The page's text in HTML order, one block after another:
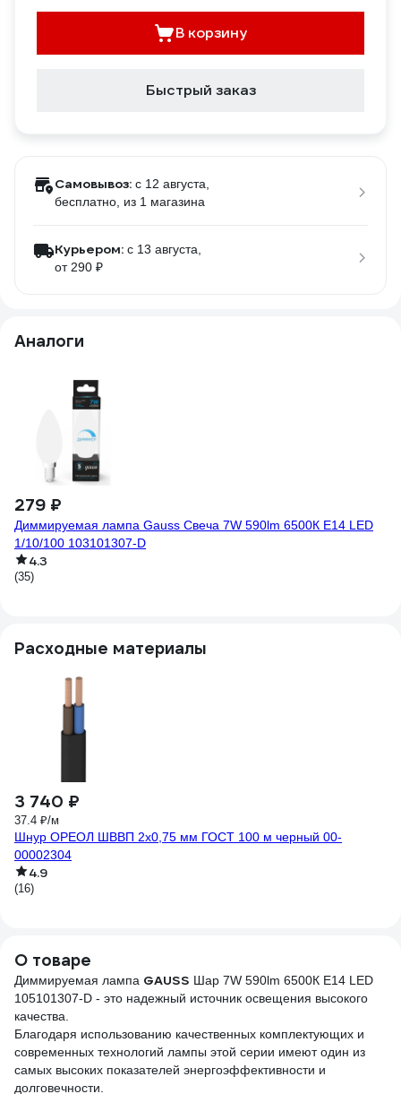
В корзину
Быстрый заказ
Самовывоз: c 12 августа,
бесплатно , из 1 магазина
Курьером: c 13 августа,
от 290 ₽
Аналоги
279 ₽
Диммируемая лампа Gauss Свеча 7W 590lm 6500К E14 LED
1/10/100 103101307-D
4.3
(35)
Расходные материалы
3 740 ₽
37.4 ₽/м
Шнур ОРЕОЛ ШВВП 2х0,75 мм ГОСТ 100 м черный 00-
00002304
4.9
(16)
О товаре
Диммируемая лампа GAUSS Шар 7W 590lm 6500К E14 LED
105101307-D - это надежный источник освещения высокого
качества.
Благодаря использованию качественных комплектующих и
современных технологий лампы этой серии имеют один из
самых высоких показателей энергоэффективности и
долговечности.